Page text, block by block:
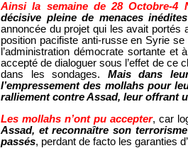
Ainsi la semaine de 28 Octobre-4
décisive pleine de menaces inédites
annoncée du projet qui les avait portés
position pacifiste anti-russe en Syrie
l’administration démocrate sortante
accepté de dialoguer sous l’effet de ce
dans les sondages. Mais dans
l’empressement des mollahs pour
ralliement contre Assad, leur offrant
Les mollahs n’ont pu accepter, car
Assad, et reconnaître son
passés, perdant de facto les garanties